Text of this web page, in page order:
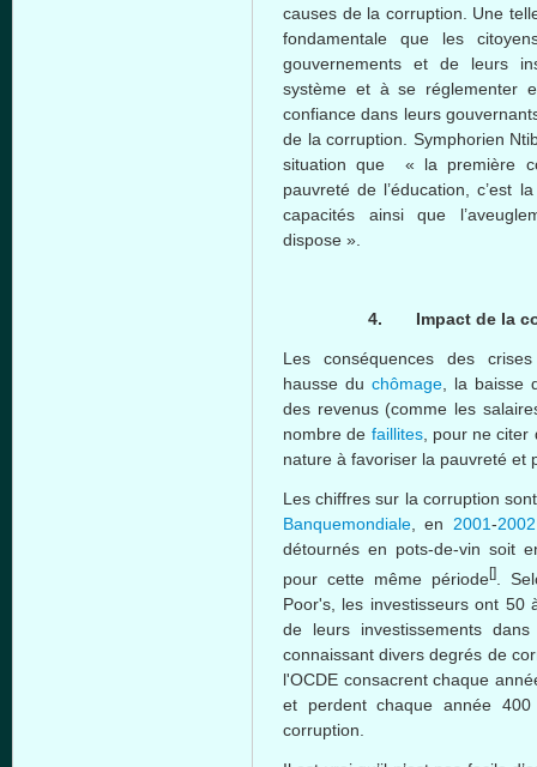
causes de la corruption. Une
fondamentale que les
gouvernements et de leurs
système et à se réglementer
confiance dans leurs
de la corruption. Symphorien
situation que « la première
pauvreté de l’éducation, c’est
capacités ainsi que
dispose ».
4. Impact de la
Les conséquences des
hausse duchômage, la baisse
des revenus (comme les
nombre de faillites, pour ne citer
nature à favoriser la pauvreté et
Les chiffres sur la corruption
Banquemondiale, en 2001-2002
détournés en pots-de-vin soit
pour cette même période[]
.
Poor's, les investisseurs ont 50
de leurs investissements
connaissant divers degrés de
l'OCDE consacrent chaque
et perdent chaque année
corruption.